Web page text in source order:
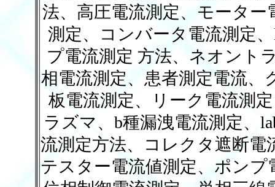
法、高圧電流測定、モータ
測定、コンバータ電流測定
プ電流測定 方法、ネオント
相電流測定、患者測定電流、
板電流測定、リーク電流測
ラズマ、b種漏洩電流測定、
流測定方法、コレクタ遮断電
テスター電流値測定、ポンプ